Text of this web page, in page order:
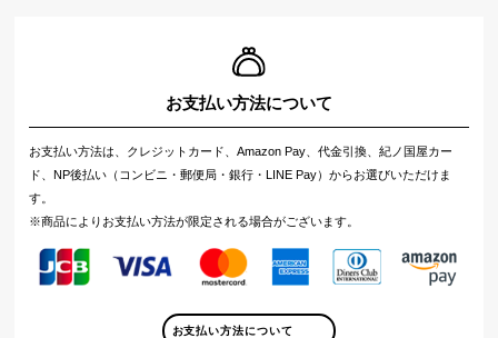
お支払い方法について
お支払い方法は、クレジットカード、Amazon Pay、代金引換、紀ノ国屋カー
ド、NP後払い（コンビニ・郵便局・銀行・LINE Pay）からお選びいただけま
す。
※商品によりお支払い方法が限定される場合がございます。
お支払い方法について